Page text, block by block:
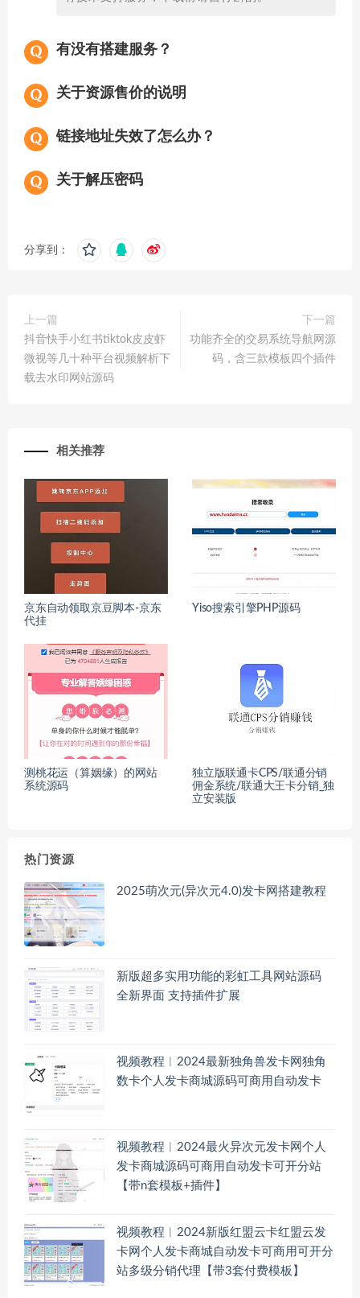
有没有搭建服务？
关于资源售价的说明
链接地址失效了怎么办？
关于解压密码
分享到：
上一篇
抖音快手小红书tiktok皮皮虾
微视等几十种平台视频解析下
载去水印网站源码
下一篇
功能齐全的交易系统导航网源
码，含三款模板四个插件
相关推荐
京东自动领取京豆脚本-京东
代挂
Yiso搜索引擎PHP源码
测桃花运（算姻缘）的网站
系统源码
独立版联通卡CPS/联通分销
佣金系统/联通大王卡分销_独
立安装版
热门资源
2025萌次元(异次元4.0)发卡网搭建教程
新版超多实用功能的彩虹工具网站源码
全新界面 支持插件扩展
视频教程︱2024最新独角兽发卡网独角
数卡个人发卡商城源码可商用自动发卡
视频教程︱2024最火异次元发卡网个人
发卡商城源码可商用自动发卡可开分站
【带n套模板+插件】
视频教程︱2024新版红盟云卡红盟云发
卡网个人发卡商城自动发卡可商用可开分
站多级分销代理【带3套付费模板】